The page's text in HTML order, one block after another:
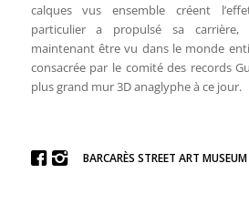
calques vus ensemble créent
particulier a propulsé sa
maintenant être vu dans le monde
consacrée par le comité des records
plus grand mur 3D anaglyphe à ce jour.
BARCARÈS STREET ART MUSEUM